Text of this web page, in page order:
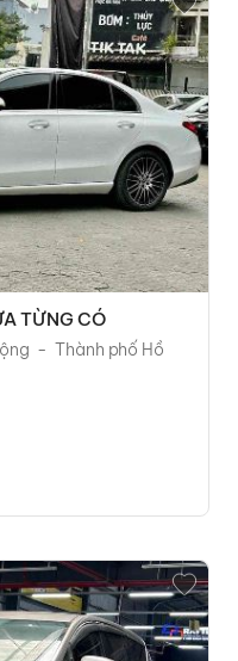
TỪNG CÓ
Thành phố Hồ